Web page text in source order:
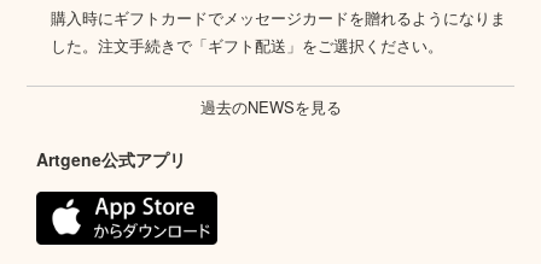
購入時にギフトカードでメッセージカードを贈れるようになりま
した。注文手続きで「ギフト配送」をご選択ください。
過去のNEWSを見る
Artgene公式アプリ